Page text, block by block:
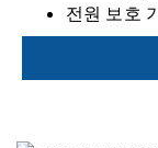
전원 보호